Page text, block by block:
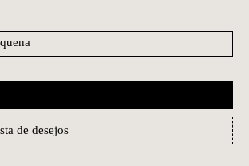
de desejos